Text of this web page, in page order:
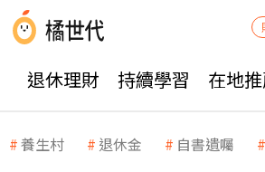
退休理財 持續學習 在地
養生村 退休金 自書遺囑